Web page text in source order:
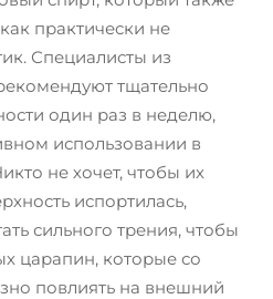
практически не
Специалисты из
тщательно
один раз в неделю,
использовании в
не хочет, чтобы их
испортилась,
сильного трения, чтобы
царапин, которые со
повлиять на внешний